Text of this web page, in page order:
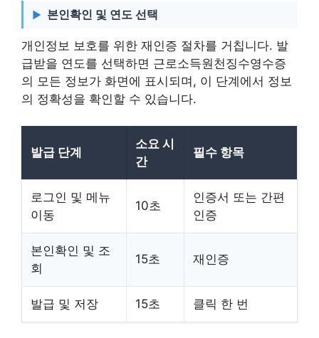
본인확인 및 연도 선택
개인정보 보호를 위한 재인증 절차를 거칩니다. 발
급받을 연도를 선택하면 근로소득원천징수영수증
의 모든 정보가 화면에 표시되며, 이 단계에서 정보
의 정확성을 확인할 수 있습니다.
발급 단계
소요 시
간
필수 항목
로그인 및 메뉴
이동
10초
인증서 또는 간편
인증
본인확인 및 조
회
15초 재인증
발급 및 저장 15초 클릭 한 번